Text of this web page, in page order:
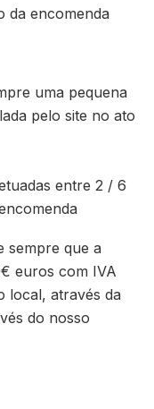
da encomenda
uma pequena
pelo site no ato
entre 2 / 6
sempre que a
euros com IVA
local, através da
do nosso